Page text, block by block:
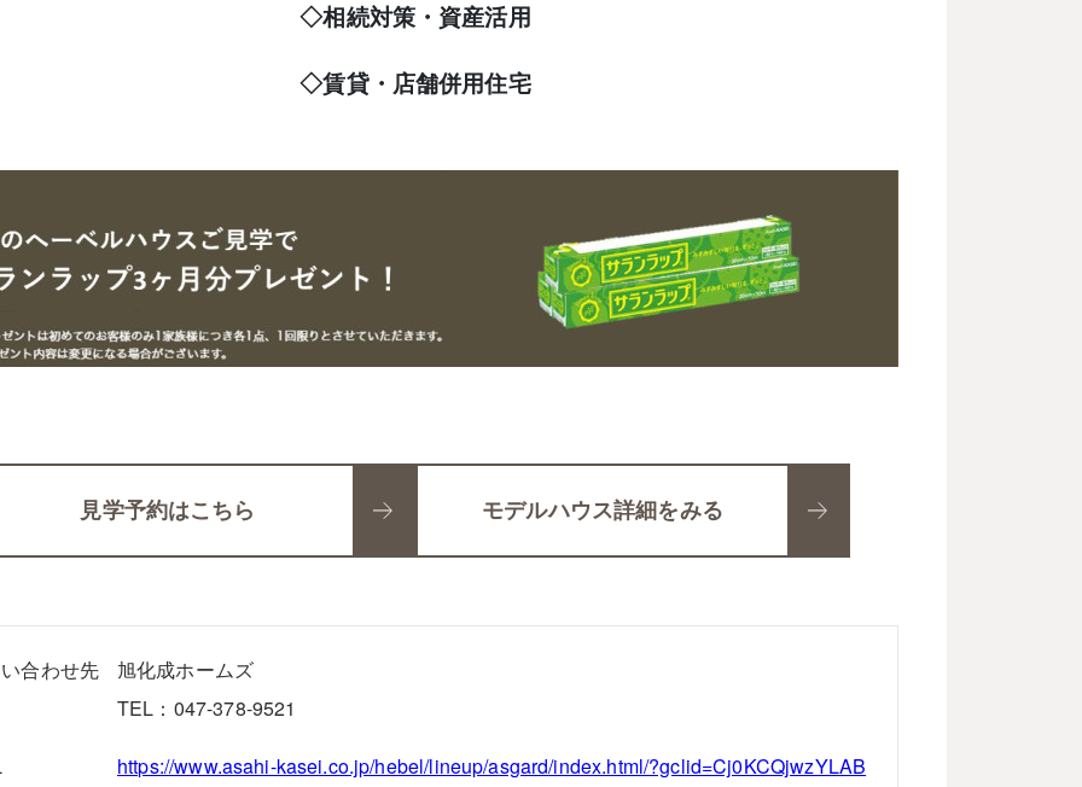
◇相続対策・資産活用
◇賃貸・店舗併用住宅
見学予約はこちら モデルハウス詳細をみる
合わせ先
旭化成ホームズ
TEL：047-378-9521
https://www.asahi-kasei.co.jp/hebel/lineup/asgard/index.html/?gclid=Cj0KCQjwzYLAB